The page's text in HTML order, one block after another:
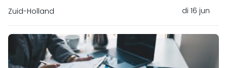
Zuid-Holland
di 16 jun